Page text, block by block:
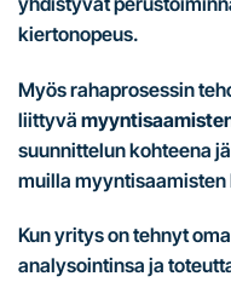
kiertonopeus.
Myös rahaprosessin
liittyvä
suunnittelun kohteena
muilla
Kun yritys on tehnyt
analysointinsa ja